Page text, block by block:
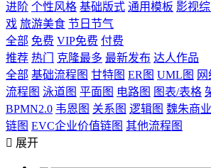
进阶 个性风格 基础版式 通用模板 影视
戏 旅游美食 节日节气
全部 免费 VIP免费 付费
推荐 热门 克隆最多 最新发布 达人作品
全部 基础流程图 甘特图 ER图 UML图
流程图 泳道图 平面图 电路图 图表/表格
BPMN2.0 韦恩图 关系图 逻辑图 魏朱商
链图 EVC企业价值链图 其他流程图
 展开